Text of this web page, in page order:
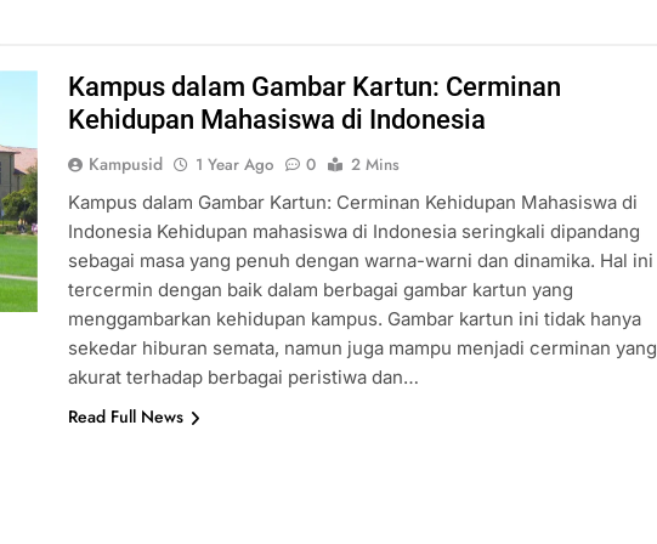
Kampus dalam Gambar Kartun: Cerminan
Kehidupan Mahasiswa di Indonesia
Kampusid 1 Year Ago 0
2 Mins
Kampus dalam Gambar Kartun: Cerminan Kehidupan Mahasiswa di
Indonesia Kehidupan mahasiswa di Indonesia seringkali dipandang
sebagai masa yang penuh dengan warna-warni dan dinamika. Hal ini
tercermin dengan baik dalam berbagai gambar kartun yang
menggambarkan kehidupan kampus. Gambar kartun ini tidak hanya
sekedar hiburan semata, namun juga mampu menjadi cerminan yang
akurat terhadap berbagai peristiwa dan…
Read Full News